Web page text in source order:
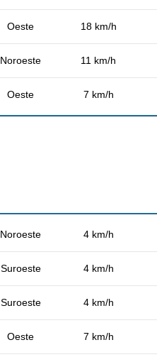
Oeste 18 km/h
Noroeste 11 km/h
Oeste 7 km/h
Noroeste 4 km/h
Suroeste 4 km/h
Suroeste 4 km/h
Oeste 7 km/h